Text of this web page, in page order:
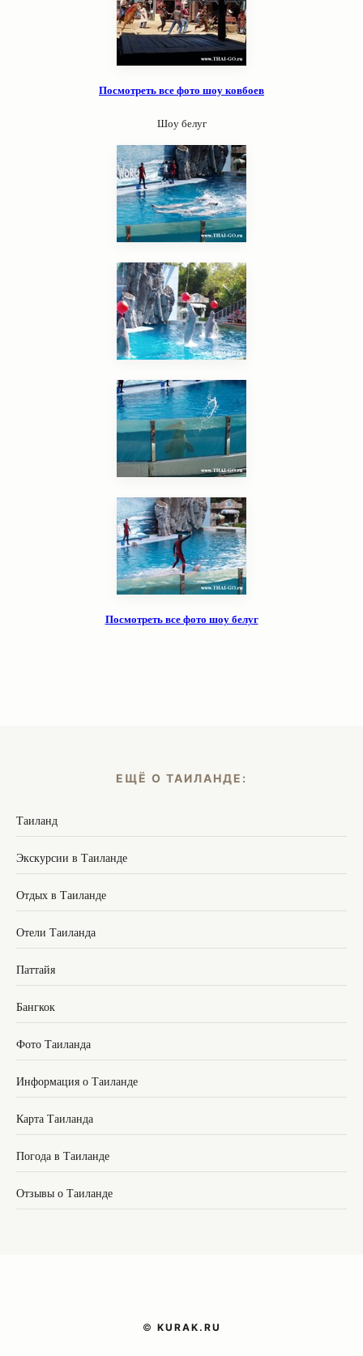
Посмотреть все фото шоу ковбоев
Шоу белуг
Посмотреть все фото шоу белуг
ЕЩЁ О ТАИЛАНДЕ:
Таиланд
Экскурсии в Таиланде
Отдых в Таиланде
Отели Таиланда
Паттайя
Бангкок
Фото Таиланда
Информация о Таиланде
Карта Таиланда
Погода в Таиланде
Отзывы о Таиланде
© KURAK.RU